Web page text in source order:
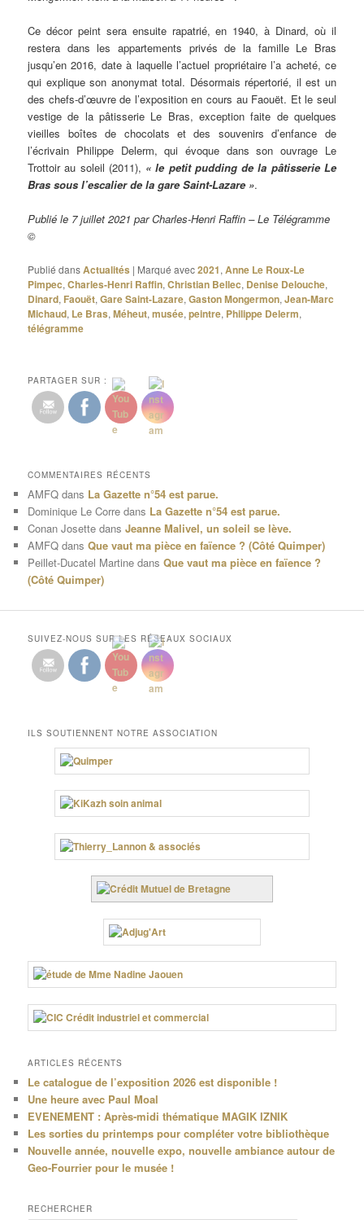
Ce décor peint sera ensuite rapatrié, en 1940, à Dinard, où il
restera dans les appartements privés de la famille Le Bras
jusqu’en 2016, date à laquelle l’actuel propriétaire l’a acheté, ce
qui explique son anonymat total. Désormais répertorié, il est un
des chefs-d’œuvre de l’exposition en cours au Faouët. Et le seul
vestige de la pâtisserie Le Bras, exception faite de quelques
vieilles boîtes de chocolats et des souvenirs d’enfance de
l’écrivain Philippe Delerm, qui évoque dans son ouvrage Le
Trottoir au soleil (2011), « le petit pudding de la pâtisserie Le
Bras sous l’escalier de la gare Saint-Lazare ».
Publié le 7 juillet 2021 par Charles-Henri Raffin – Le Télégramme
©
Publié dansActualités | Marqué avec2021,Anne Le Roux-Le
Pimpec,Charles-Henri Raffin,Christian Bellec, Denise Delouche,
Dinard, Faouët,Gare Saint-Lazare,Gaston Mongermon,Jean-Marc
Michaud, Le Bras,Méheut,musée,peintre, Philippe Delerm,
télégramme
PARTAGER SUR :
COMMENTAIRES RÉCENTS
AMFQ dans La Gazette n°54 est parue.
Dominique Le Corre dans La Gazette n°54 est parue.
Conan Josette dansJeanne Malivel, un soleil se lève.
AMFQ dansQue vaut ma pièce en faïence ? (Côté Quimper)
Peillet-Ducatel Martine dansQue vaut ma pièce en faïence ?
(Côté Quimper)
SUIVEZ-NOUS SUR LES RÉSEAUX SOCIAUX
ILS SOUTIENNENT NOTRE ASSOCIATION
ARTICLES RÉCENTS
Le catalogue de l’exposition 2026 est disponible !
Une heure avec Paul Moal
EVENEMENT : Après-midi thématique MAGIK IZNIK
Les sorties du printemps pour compléter votre bibliothèque
Nouvelle année, nouvelle expo, nouvelle ambiance autour de
Geo-Fourrier pour le musée !
RECHERCHER